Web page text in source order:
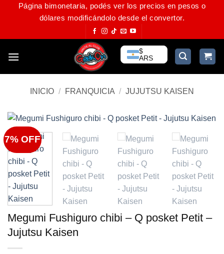
SaltarPágina bimonetaria, podés ver los precios en pesos o
dólares modificándolo desde el convertor.
$
ARS
INICIO / FRANQUICIA / JUJUTSU KAISEN
7% OFF
Megumi Fushiguro chibi – Q posket Petit –
Jujutsu Kaisen